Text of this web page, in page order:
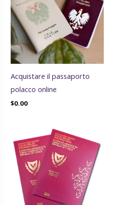
Acquistare il passaporto
polacco online
$0.00